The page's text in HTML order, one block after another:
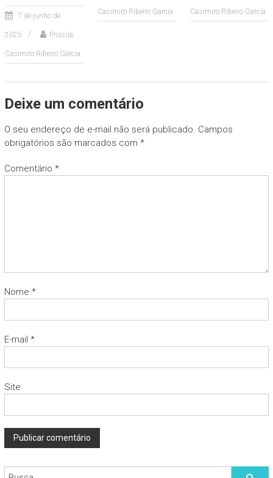
7 de junho de
2025 Priscila
Casimiro Ribeiro Garcia
Casimiro Ribeiro Garcia Casimiro Ribeiro Garcia
Deixe um comentário
O seu endereço de e-mail não será publicado. Campos
obrigatórios são marcados com *
Comentário *
Nome *
E-mail *
Site